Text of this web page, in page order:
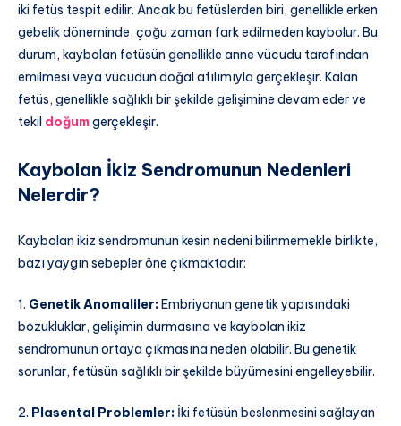
iki fetüs tespit edilir. Ancak bu fetüslerden biri, genellikle erken
gebelik döneminde, çoğu zaman fark edilmeden kaybolur. Bu
durum, kaybolan fetüsün genellikle anne vücudu tarafından
emilmesi veya vücudun doğal atılımıyla gerçekleşir. Kalan
fetüs, genellikle sağlıklı bir şekilde gelişimine devam eder ve
tekil doğumgerçekleşir.
Kaybolan İkiz Sendromunun Nedenleri
Nelerdir?
Kaybolan ikiz sendromunun kesin nedeni bilinmemekle birlikte,
bazı yaygın sebepler öne çıkmaktadır:
1. Genetik Anomaliler:Embriyonun genetik yapısındaki
bozukluklar, gelişimin durmasına ve kaybolan ikiz
sendromunun ortaya çıkmasına neden olabilir. Bu genetik
sorunlar, fetüsün sağlıklı bir şekilde büyümesini engelleyebilir.
2. Plasental Problemler: İki fetüsün beslenmesini sağlayan